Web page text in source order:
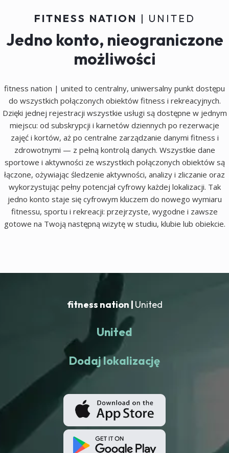
FITNESS NATION | UNITED
Jedno konto, nieograniczone
możliwości
fitness nation | united to centralny, uniwersalny punkt dostępu
do wszystkich połączonych obiektów fitness i rekreacyjnych.
Dzięki jednej rejestracji wszystkie usługi są dostępne w jednym
miejscu: od subskrypcji i karnetów dziennych po rezerwacje
zajęć i kortów, aż po centralne zarządzanie danymi fitness i
zdrowotnymi — z pełną kontrolą danych. Wszystkie dane
sportowe i aktywności ze wszystkich połączonych obiektów są
łączone, ożywiając śledzenie aktywności, analizy i zliczanie oraz
wykorzystując pełny potencjał cyfrowy każdej lokalizacji. Tak
jedno konto staje się cyfrowym kluczem do nowego wymiaru
fitnessu, sportu i rekreacji: przejrzyste, wygodne i zawsze
gotowe na Twoją następną wizytę w studiu, klubie lub obiekcie.
fitness nation | United
United
Dodaj lokalizację